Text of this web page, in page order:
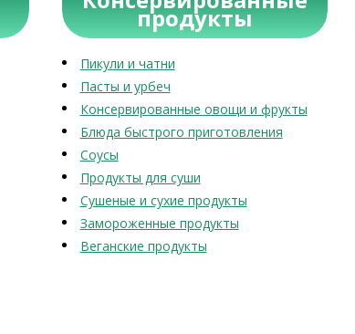
продукты
Пикули и чатни
Пасты и урбеч
Консервированные овощи и фрукты
Блюда быстрого приготовления
Соусы
Продукты для суши
Сушеные и сухие продукты
Замороженные продукты
Веганские продукты